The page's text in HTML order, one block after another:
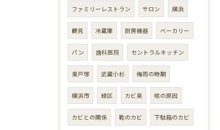
ファミリーレストラン サロン 横浜
鶴見 冷蔵庫 厨房機器 ベーカリー
パン 歯科医院 セントラルキッチン
東戸塚 武蔵小杉 梅雨の時期
横浜市 緑区 カビ臭 咳の原因
カビとの関係 靴のカビ 下駄箱のカビ